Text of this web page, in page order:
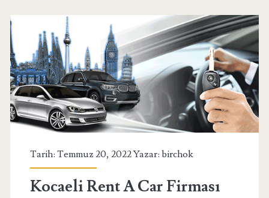
Etiket:
<span>Kocaeli
Rent
A
Car
Firması</span>
Tarih: Temmuz 20, 2022 Yazar: birchok
Kocaeli Rent A Car Firması